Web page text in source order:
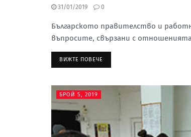
31/01/2019 0
Българското правителство и
въпросите, свързани с
ВИЖТЕ ПОВЕЧЕ
БРОЙ 5, 2019